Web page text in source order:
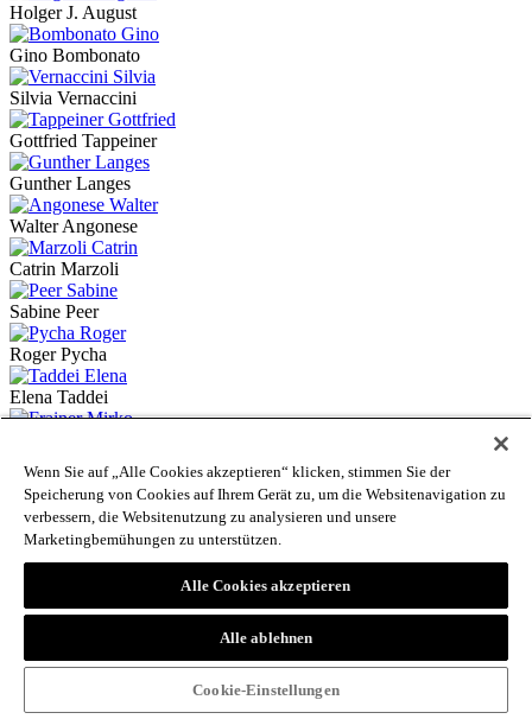
Holger J. August
Gino Bombonato
Silvia Vernaccini
Gottfried Tappeiner
Gunther Langes
Walter Angonese
Catrin Marzoli
Sabine Peer
Roger Pycha
Elena Taddei
Peter Dipoli
Lucia Longo-Endres
Andreas Conca
Paolo Cagnan
Wenn Sie auf „Alle Cookies akzeptieren“ klicken, stimmen Sie der
Speicherung von Cookies auf Ihrem Gerät zu, um die Websitenavigation zu
verbessern, die Websitenutzung zu analysieren und unsere
Marketingbemühungen zu unterstützen.
Alle Cookies akzeptieren
Alle ablehnen
Cookie-Einstellungen